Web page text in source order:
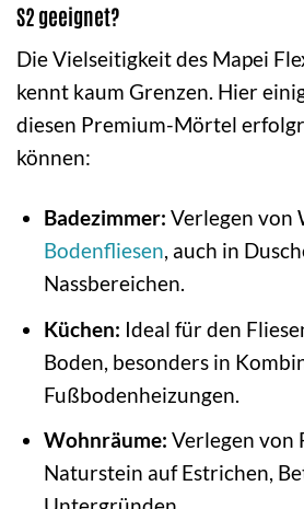
S2 geeignet?
Die Vielseitigkeit des Mapei
kennt kaum Grenzen. Hier
diesen Premium-Mörtel
können:
Badezimmer: Verlegen von
Bodenfliesen, auch in
Nassbereichen.
Küchen: Ideal für den
Boden, besonders in
Fußbodenheizungen.
Wohnräume: Verlegen von
Naturstein auf Estrichen,